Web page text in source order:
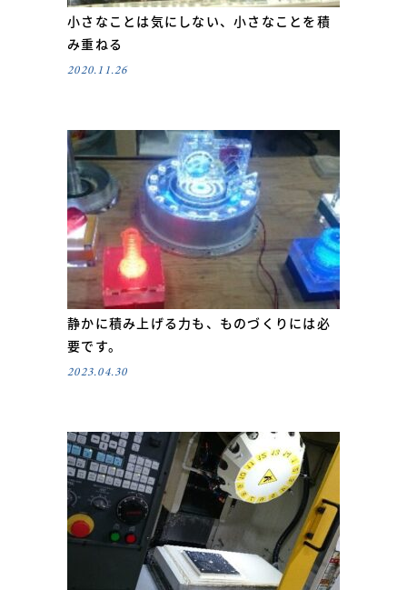
小さなことは気にしない、小さなことを積
み重ねる
2020.11.26
静かに積み上げる力も、ものづくりには必
要です。
2023.04.30